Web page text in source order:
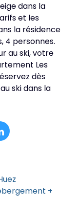
dans la
et les
la résidence
4 personnes.
au ski, votre
Les
dès
ski dans la
+